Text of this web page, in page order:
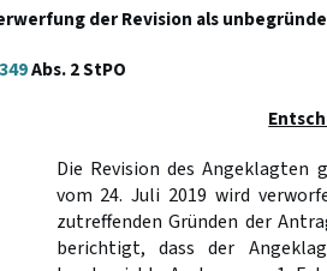
der Revision als
349Abs. 2 StPO
Die Revision des Angeklagten
vom 24. Juli 2019 wird
zutreffenden Gründen der
berichtigt, dass der